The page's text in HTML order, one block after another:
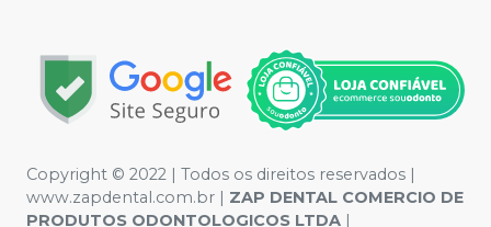
Copyright © 2022 | Todos os direitos reservados |
www.zapdental.com.br | ZAP DENTAL COMERCIO DE
PRODUTOS ODONTOLOGICOS LTDA |